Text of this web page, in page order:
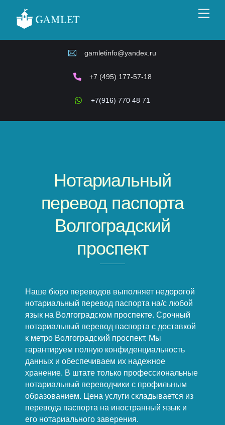
content
gamletinfo@yandex.ru
+7 (495) 177-57-18
+7(916) 770 48 71
Нотариальный
перевод паспорта
Волгоградский
проспект
Наше бюро переводов выполняет недорогой
нотариальный перевод паспорта на/с любой
язык на Волгоградском проспекте. Срочный
нотариальный перевод паспорта с доставкой
к метро Волгоградский проспект. Мы
гарантируем полную конфиденциальность
данных и обеспечиваем их надежное
хранение. В штате только профессиональные
нотариальный переводчики с профильным
образованием. Цена услуги складывается из
перевода паспорта на иностранный язык и
его нотариального заверения.